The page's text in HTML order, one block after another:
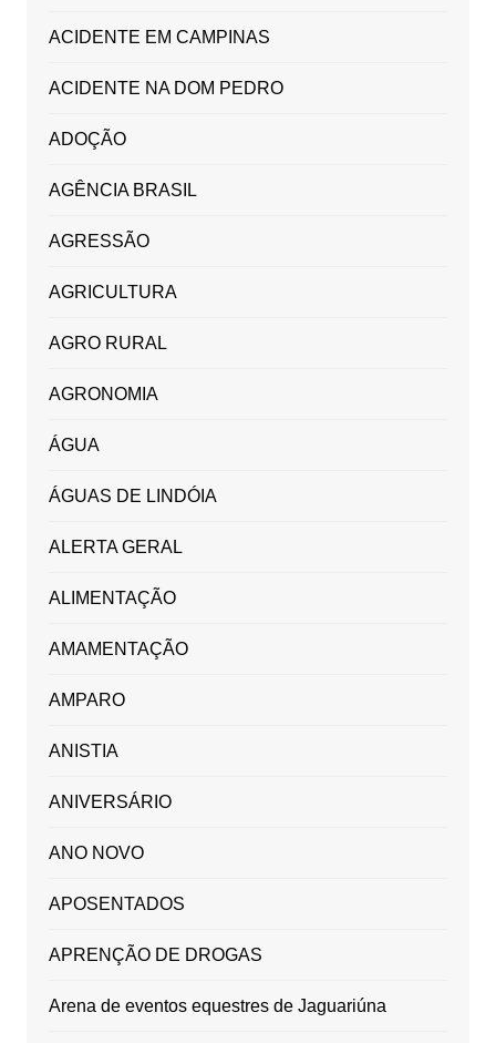
ACIDENTE EM CAMPINAS
ACIDENTE NA DOM PEDRO
ADOÇÃO
AGÊNCIA BRASIL
AGRESSÃO
AGRICULTURA
AGRO RURAL
AGRONOMIA
ÁGUA
ÁGUAS DE LINDÓIA
ALERTA GERAL
ALIMENTAÇÃO
AMAMENTAÇÃO
AMPARO
ANISTIA
ANIVERSÁRIO
ANO NOVO
APOSENTADOS
APRENÇÃO DE DROGAS
Arena de eventos equestres de Jaguariúna